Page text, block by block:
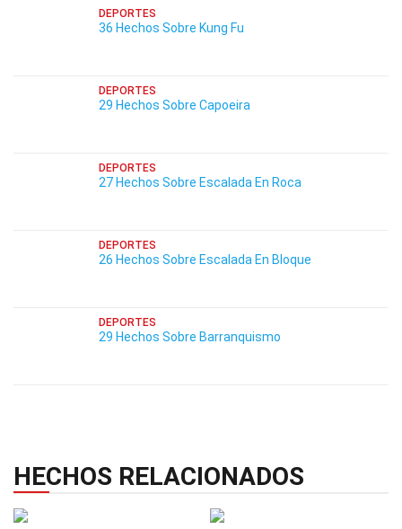
DEPORTES
36 Hechos Sobre Kung Fu
DEPORTES
29 Hechos Sobre Capoeira
DEPORTES
27 Hechos Sobre Escalada En Roca
DEPORTES
26 Hechos Sobre Escalada En Bloque
DEPORTES
29 Hechos Sobre Barranquismo
HECHOS RELACIONADOS